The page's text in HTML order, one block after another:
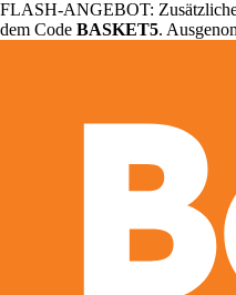
FLASH-ANGEBOT:
dem Code BASKET5.